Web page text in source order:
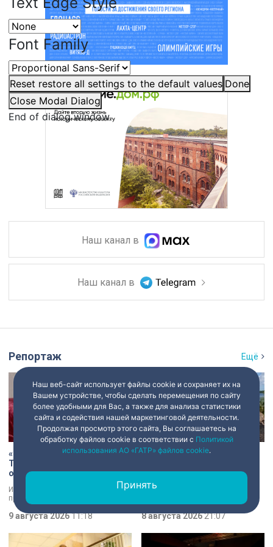
Font Family
Reset restore all settings to the default values Done
Close Modal Dialog
End of dialog window.
Наш канал в
Наш канал в
Репортаж Ещё
«Есть хочу!»: история Анны
Трусовой, пережившей
оккупацию и потерю
История каждого человека,
прошедшего войну, –
напоминание о цене победы.
Сколько испытаний выпало на
долю блокадников, тружеников
тыла, солдат, женщин и, конечно
же, детей. Три года скитаний,
9 августа 202611:18
В Старой Ладоге археологи
боевой топор – главные
трофеи экспедиции
Находки, которые вызывают
Нательный крест возрастом более
тысячи лет и боевой топор – вот
главные трофеи археологической
экспедиции в Старой Ладоге в
8 августа 202621:07
Наш веб-сайт использует файлы cookie и сохраняет их на
Вашем устройстве, чтобы сделать перемещения по сайту
более удобными для Вас, а также для анализа статистики
сайта и содействия нашей маркетинговой деятельности.
Продолжая просмотр этого сайта, Вы соглашаетесь на
обработку файлов cookie в соответствии с Политикой
использования АО «ГАТР» файлов cookie.
Принять